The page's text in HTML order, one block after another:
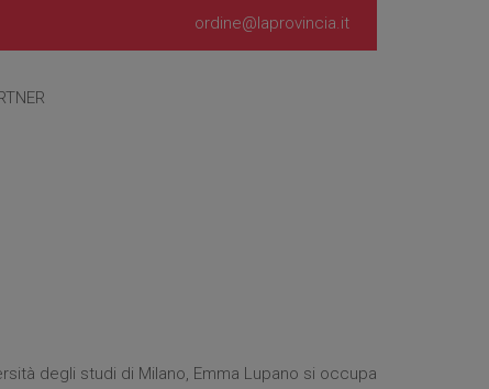
ordine@laprovincia.it
degli studi di Milano, Emma Lupano si occupa